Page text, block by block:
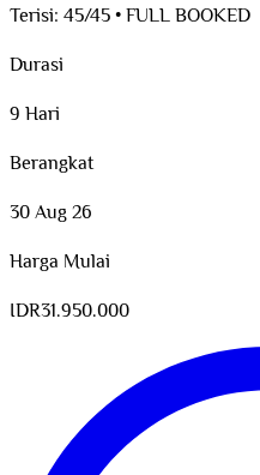
Terisi: 45/45•FULL BOOKED
Durasi
9 Hari
Berangkat
30 Aug 26
Harga Mulai
IDR31.950.000